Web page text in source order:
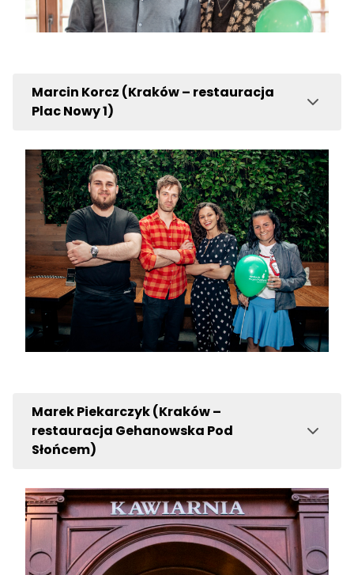
Marcin Korcz (Kraków – restauracja
Plac Nowy 1)
Marek Piekarczyk (Kraków –
restauracja Gehanowska Pod
Słońcem)